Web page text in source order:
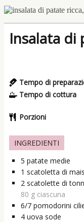
Insalata di
Tempo di
Tempo di cottura
Porzioni
INGREDIENTI
5 patate medie
1 scatoletta di mais
2 scatolette di
80 g ciascuna
6/7 pomodorini
4 uova sode